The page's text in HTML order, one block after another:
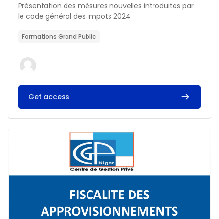
Résumé du cours :
Présentation des mésures nouvelles introduites par
le code général des impots 2024
Formations Grand Public
Get access
Image du cours FISCALITE DES APPROVISIONNEMENTS